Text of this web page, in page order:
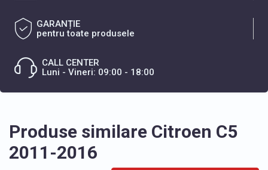
GARANȚIE
pentru toate produsele
CALL CENTER
Luni - Vineri: 09:00 - 18:00
Produse similare Citroen C5
2011-2016